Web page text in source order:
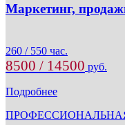
Маркетинг,
260 / 550 час.
8500 / 14500 руб.
Подробнее